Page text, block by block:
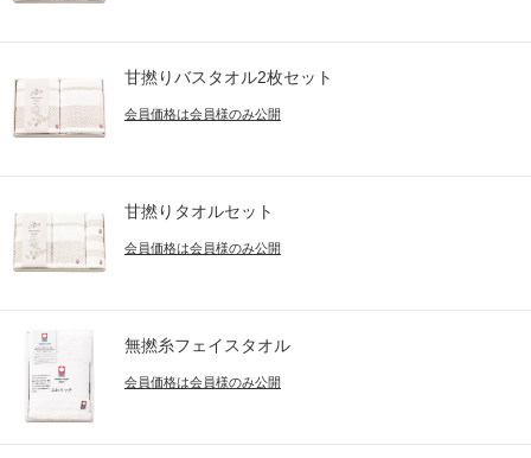
甘撚りバスタオル2枚セット
会員価格は会員様のみ公開
甘撚りタオルセット
会員価格は会員様のみ公開
無撚糸フェイスタオル
会員価格は会員様のみ公開